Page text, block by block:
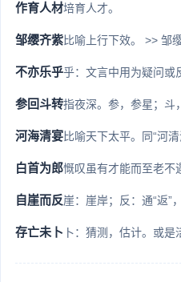
作育人材培育人才。
邹缨齐紫比喻上行下效。 >> 邹
不亦乐乎乎：文言中用为疑问或
参回斗转指夜深。参，参星；斗
河海清宴比喻天下太平。同“河清
白首为郎慨叹虽有才能而至老不
自崖而反崖：崖岸；反：通“返”
存亡未卜 卜：猜测，估计。或是